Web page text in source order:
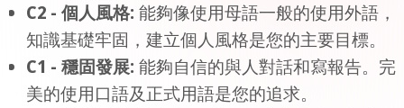
C2 - 個人風格: 能夠像使用母語一般的使用外語，
知識基礎牢固，建立個人風格是您的主要目標。
C1 - 穩固發展: 能夠自信的與人對話和寫報告。完
美的使用口語及正式用語是您的追求。